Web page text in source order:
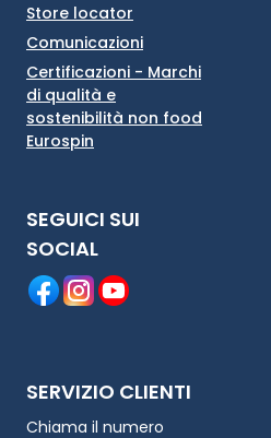
Store locator
Comunicazioni
Certificazioni - Marchi
di qualità e
sostenibilità non food
Eurospin
SEGUICI SUI
SOCIAL
SERVIZIO CLIENTI
Chiama il numero